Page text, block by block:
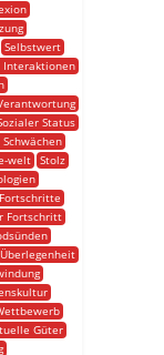
Selbstwert
Interaktionen
Status
welt Stolz
Fortschritt
Überlegenheit
Güter